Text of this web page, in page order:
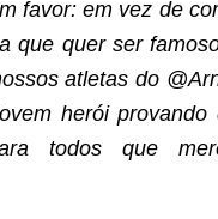
favor: em vez de
que quer ser
atletas do
herói provando
todos que